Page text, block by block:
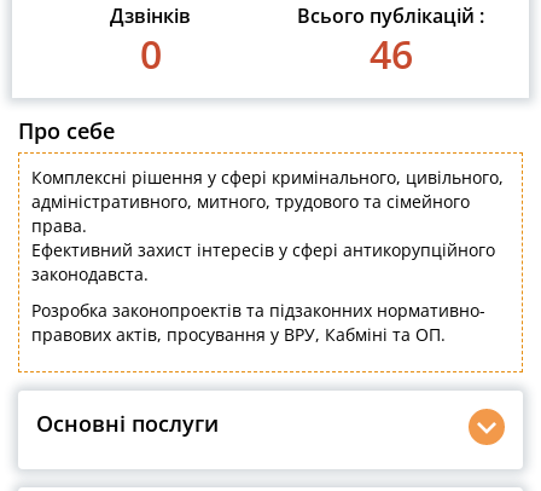
Дзвінків
0
Всього публікацій :
46
Про себе
Комплексні рішення у сфері кримінального, цивільного,
адміністративного, митного, трудового та сімейного
права.
Ефективний захист інтересів у сфері антикорупційного
законодавста.
Розробка законопроектів та підзаконних нормативно-
правових актів, просування у ВРУ, Кабміні та ОП.
Основні послуги